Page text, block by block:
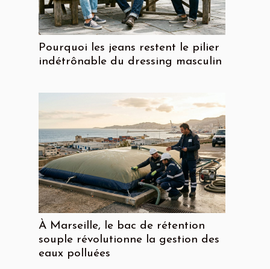
Pourquoi les jeans restent le pilier
indétrônable du dressing masculin
À Marseille, le bac de rétention
souple révolutionne la gestion des
eaux polluées